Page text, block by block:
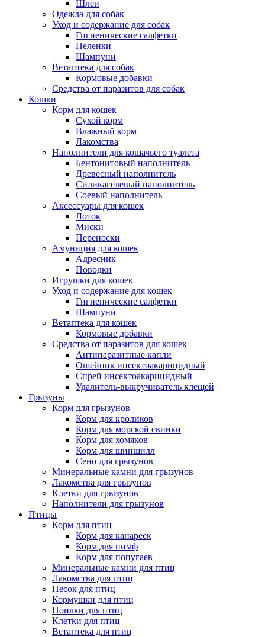
Шлеи
Одежда для собак
Уход и содержание для собак
Гигиенические салфетки
Пеленки
Шампуни
Ветаптека для собак
Кормовые добавки
Средства от паразитов для собак
Кошки
Корм для кошек
Сухой корм
Влажный корм
Лакомства
Наполнители для кошачьего туалета
Бентонитовый наполнитель
Древесный наполнитель
Силикагелевый наполнитель
Соевый наполнитель
Аксессуары для кошек
Лоток
Миски
Переноски
Амуниция для кошек
Адресник
Поводки
Игрушки для кошек
Уход и содержание для кошек
Гигиенические салфетки
Шампуни
Ветаптека для кошек
Кормовые добавки
Средства от паразитов для кошек
Антипаразитные капли
Ошейник инсектоакарицидный
Спрей инсектоакарицидный
Удалитель-выкручиватель клещей
Грызуны
Корм для грызунов
Корм для кроликов
Корм для морской свинки
Корм для хомяков
Корм для шиншилл
Сено для грызунов
Минеральные камни для грызунов
Лакомства для грызунов
Клетки для грызунов
Наполнители для грызунов
Птицы
Корм для птиц
Корм для канареек
Корм для нимф
Корм для попугаев
Минеральные камни для птиц
Лакомства для птиц
Песок для птиц
Кормушки для птиц
Поилки для птиц
Клетки для птиц
Ветаптека для птиц